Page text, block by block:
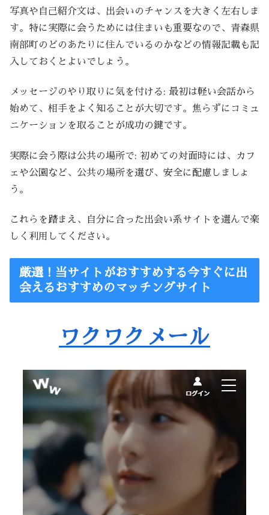
写真や自己紹介文は、出会いのチャンスを大きく左右しま
す。特に実際に会うためには住まいも重要なので、青森県
南部町のどのあたりに住んでいるのかなどの情報記載も記
入しておくとよいでしょう。
メッセージのやり取りに気を付ける: 最初は軽い会話から
始めて、相手をよく知ることが大切です。焦らずにコミュ
ニケーションを取ることが成功の鍵です。
実際に会う際は公共の場所で: 初めての対面時には、カフ
ェや公園など、公共の場所を選び、安全に配慮しましょ
う。
これらを踏まえ、自分に合った出会い系サイトを選んで楽
しく利用してください。
厳選！当サイトがおすすめする今すぐに出
会えるおすすめのマッチングサイト
ワクワクメール